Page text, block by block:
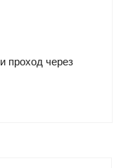
проход через